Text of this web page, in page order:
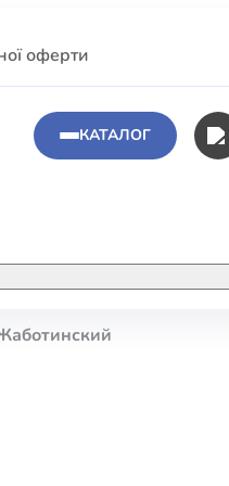
оферти
КАТАЛОГ